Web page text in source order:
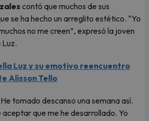
contó que muchos de sus
se ha hecho un arreglito estético. “Yo
no me creen”, expresó la joven
Luz y su emotivo reencuentro
Alisson Tello
tomado descanso una semana así.
que me he desarrollado. Yo